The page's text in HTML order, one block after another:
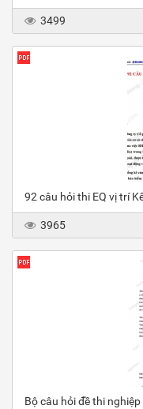
3499
92 câu hỏi thi EQ vị trí
3965
Bộ câu hỏi đề thi